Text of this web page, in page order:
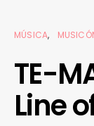
MÚSICA
TE-
Line